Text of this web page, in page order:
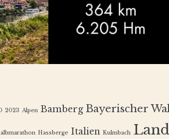
2023 Alpen Bamberg Bayerischer
Hassberge Italien Kulmbach